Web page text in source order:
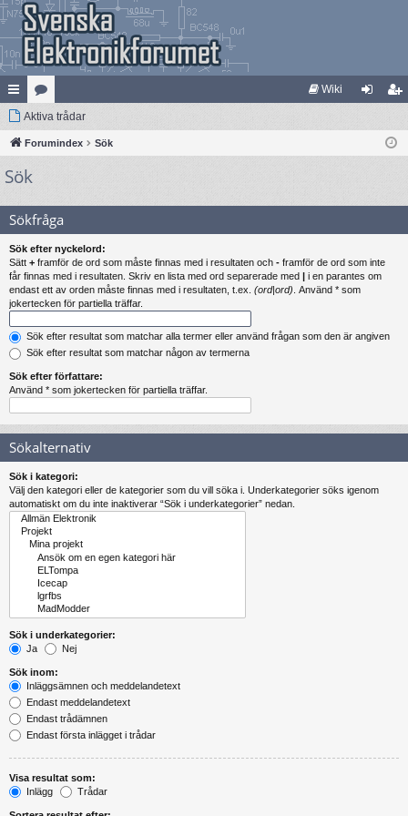
na
bb
lä
ar
at
eg
Wiki
m
Aktiva trådar
Forumindex Sök
Sök
Sökfråga
Sök efter nyckelord:
Sätt + framför de ord som måste finnas med i resultaten och - framför de ord som inte
får finnas med i resultaten. Skriv en lista med ord separerade med | i en parantes om
endast ett av orden måste finnas med i resultaten, t.ex. (ord|ord) . Använd * som
jokertecken för partiella träffar.
Sök efter resultat som matchar alla termer eller använd frågan som den är angiven
Sök efter resultat som matchar någon av termerna
Sök efter författare:
Använd * som jokertecken för partiella träffar.
Sökalternativ
Sök i kategori:
Välj den kategori eller de kategorier som du vill söka i. Underkategorier söks igenom
automatiskt om du inte inaktiverar “Sök i underkategorier” nedan.
Sök i underkategorier:
Ja
Nej
Sök inom:
Inläggsämnen och meddelandetext
Endast meddelandetext
Endast trådämnen
Endast första inlägget i trådar
Visa resultat som:
Inlägg
Trådar